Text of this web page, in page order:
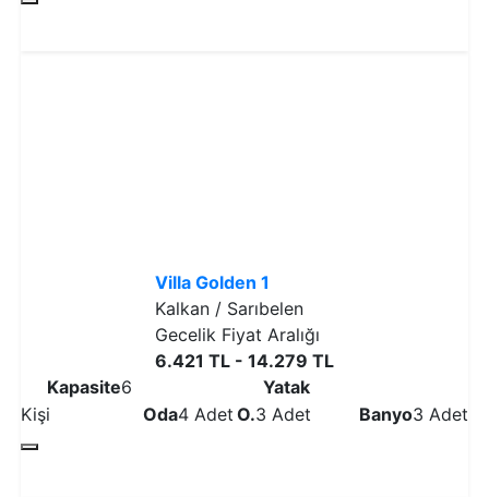
Villa Golden 1
Kalkan / Sarıbelen
Gecelik Fiyat Aralığı
6.421 TL - 14.279 TL
Kapasite6
Kişi
Oda4 Adet
Yatak
O.3 Adet Banyo3 Adet